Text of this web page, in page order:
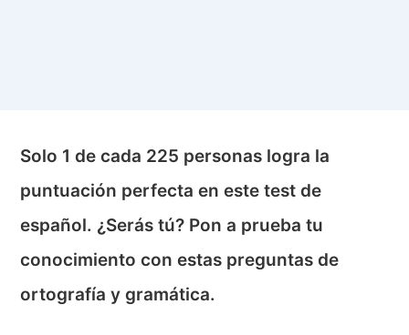
Solo 1 de cada 225 personas logra la
puntuación perfecta en este test de
español. ¿Serás tú? Pon a prueba tu
conocimiento con estas preguntas de
ortografía y gramática.